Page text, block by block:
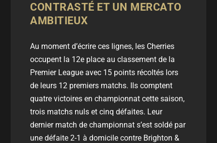
CONTRASTÉ ET UN MERCATO
AMBITIEUX
Au moment d’écrire ces lignes, les Cherries
occupent la 12e place au classement de la
Premier League avec 15 points récoltés lors
de leurs 12 premiers matchs. Ils comptent
quatre victoires en championnat cette saison,
trois matchs nuls et cinq défaites. Leur
dernier match de championnat s’est soldé par
une défaite 2-1 à domicile contre Brighton &